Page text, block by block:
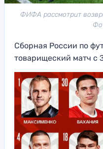
ФИФА рассмотрит
Сборная России по
товарищеский матч с